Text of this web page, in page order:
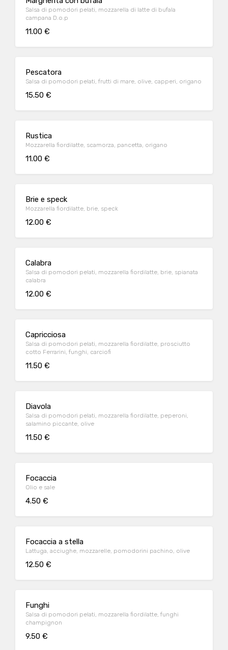
Salsa di pomodori pelati, mozzarella di latte di bufala
campana D.o.p
11.00 €
Pescatora
Salsa di pomodori pelati, frutti di mare, olive, capperi, origano
15.50 €
Rustica
Mozzarella fiordilatte, scamorza, pancetta, origano
11.00 €
Brie e speck
Mozzarella fiordilatte, brie, speck
12.00 €
Calabra
Salsa di pomodori pelati, mozzarella fiordilatte, brie, spianata
calabra
12.00 €
Capricciosa
Salsa di pomodori pelati, mozzarella fiordilatte, prosciutto
cotto Ferrarini, funghi, carciofi
11.50 €
Diavola
Salsa di pomodori pelati, mozzarella fiordilatte, peperoni,
salamino piccante, olive
11.50 €
Focaccia
Olio e sale
4.50 €
Focaccia a stella
Lattuga, acciughe, mozzarelle, pomodorini pachino, olive
12.50 €
Funghi
Salsa di pomodori pelati, mozzarella fiordilatte, funghi
champignon
9.50 €